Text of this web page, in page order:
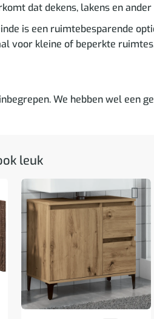
dat dekens, lakens en
is een ruimtebesparende
voor kleine of beperkte
We hebben wel een
leuk